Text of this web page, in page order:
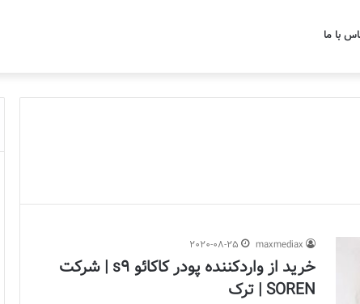
با ما
maxmediax
2020-08-25
خرید از واردکننده پودر کاکائو s9 | شرکت
SOREN | ترک